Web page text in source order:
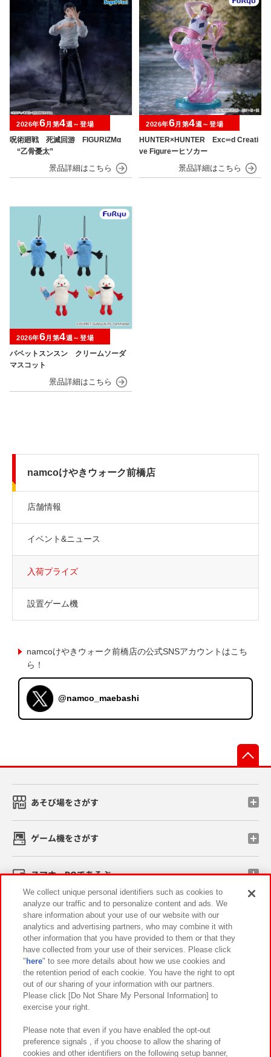
呪術廻戦 死滅回游 FIGURIZMα
“乙骨憂太”
2026年6月第4週～登場
HUNTER×HUNTER Exc∞d Creati
ve Figureーヒソカー
2026年6月第4週～登場
パペットスンスン クリームソーダ
マスコット
2026年6月第4週～登場
namcoけやきウォーク前橋店
店舗情報
イベント&ニュース
入荷プライズ
設置ゲーム機
namcoけやきウォーク前橋店の公式SNSアカウントはこち
ら！
@namco_maebashi
あそび場をさがす
ゲーム機をさがす
スマホ・PCであそぶ
イベント・キャンペーン
関連会社 サステナビリティ サイトポリシー
プライバシーポリシー ウェブアクセシビリティ方針と検証結果
お取引先さまとともに
カスタマーハラスメント対応方針 よくあるご質問・お問い合わせ
We collect unique personal identifiers such as cookies to
analyze our traffic and to personalize content and ads. We
share information about your use of our website with our
analytics and advertising partners, who may combine it with
other information that you have provided to them or that they
have collected from your use of their services. Please click
" here" to see more details about how we use cookies and
the retention period of each cookie. You have the right to opt
out of our sharing of your information with our partners.
Please click [Do Not Share My Personal Information] to
exercise your right.
Please note that even if you have enabled the opt-out
preference signals , if you choose to allow the sharing of
cookies and other identifiers on the following setup banner,